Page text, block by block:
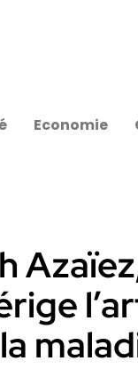
Economie